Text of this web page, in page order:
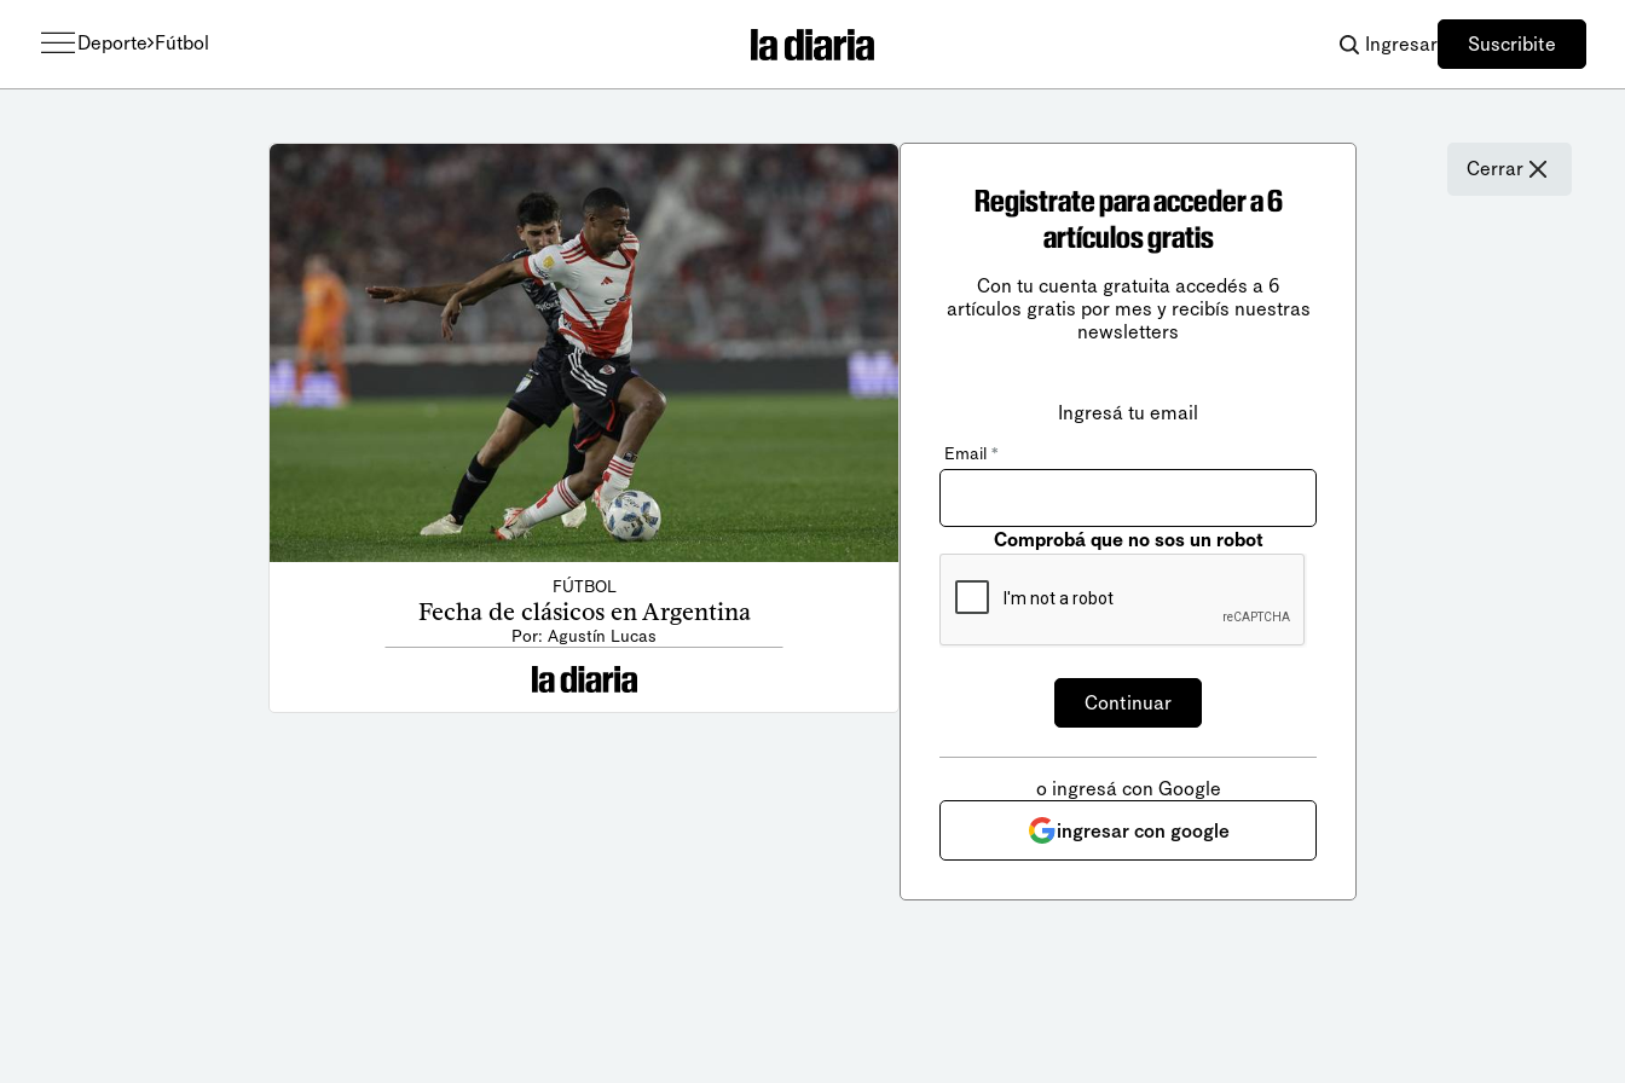
Deporte Fútbol Ingresar Suscribite
FÚTBOL
Fecha de clásicos en Argentina
Por: Agustín Lucas
Cerrar
Registrate para acceder a 6
artículos gratis
Con tu cuenta gratuita accedés a 6
artículos gratis por mes y recibís nuestras
newsletters
Ingresá tu email
Email *
Comprobá que no sos un robot
o ingresá con Google
ingresar con google